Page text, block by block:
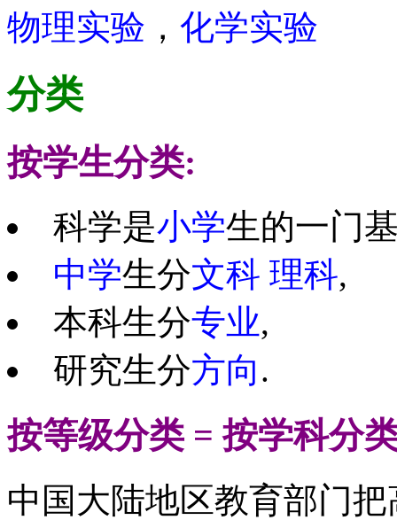
物理实验 ， 化学实验
分类
按学生分类:
科学是小学生的一门
中学生分文科 理科,
本科生分专业,
研究生分方向.
按等级分类 = 按学科分
中国大陆地区教育部门